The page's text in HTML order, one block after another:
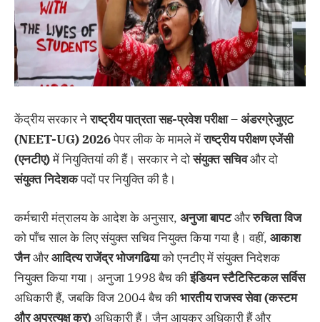
केंद्रीय सरकार नेराष्ट्रीयपात्रतासह-प्रवेशपरीक्षा –अंडरग्रेजुएट
(NEET-UG) 2026पेपर लीक के मामले मेंराष्ट्रीयपरीक्षणएजेंसी
(एनटीए)में नियुक्तियां की हैं। सरकार ने दोसंयुक्तसचिवऔर दो
संयुक्तनिदेशकपदों पर नियुक्ति की है।
कर्मचारी मंत्रालय के आदेश के अनुसार, अनुजाबापटऔररुचिताविज
को पाँच साल के लिए संयुक्त सचिव नियुक्त किया गया है। वहीं, आकाश
जैनऔरआदित्यराजेंद्रभोजगढियाको एनटीए में संयुक्त निदेशक
नियुक्त किया गया। अनुजा 1998 बैच कीइंडियनस्टैटिस्टिकलसर्विस
अधिकारी हैं, जबकि विज 2004 बैच कीभारतीयराजस्वसेवा (कस्टम
औरअप्रत्यक्षकर)अधिकारी हैं। जैन आयकर अधिकारी हैं और